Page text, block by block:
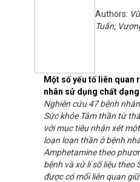
Một số yếu tố liên quan
nhân sử dụng chất
Authors:
Tuấn;
Nghiên cứu 47 bệnh
Sức khỏe Tâm thần từ
với mục tiêu nhận xét
loạn loạn thần ở bệnh
Amphetamine theo
bệnh và xử lí số liệu theo
được có mối liên quan